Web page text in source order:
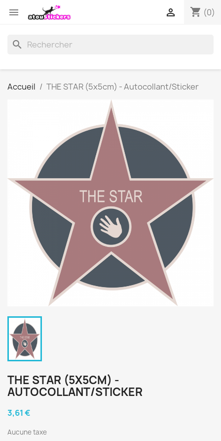
 shopping_cart (0)

search
Accueil THE STAR (5x5cm) - Autocollant/Sticker
THE STAR (5X5CM) -
AUTOCOLLANT/STICKER
3,61 €
Aucune taxe